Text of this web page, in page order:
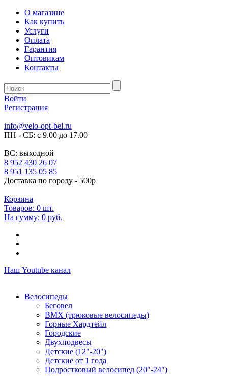
О магазине
Как купить
Услуги
Оплата
Гарантия
Оптовикам
Контакты
Войти
Регистрация
info@velo-opt-bel.ru
ПН - СБ: с 9.00 до 17.00
ВС: выходной
8 952 430 26 07
8 951 135 05 85
Доставка по городу - 500р
Корзина
Товаров: 0 шт.
На сумму: 0 руб.
Наш Youtube канал
Велосипеды
Беговел
ВМХ (трюковые велосипеды)
Горные Хардтейл
Городские
Двухподвесы
Детские (12"-20")
Детские от 1 года
Подростковый велосипед (20"-24")